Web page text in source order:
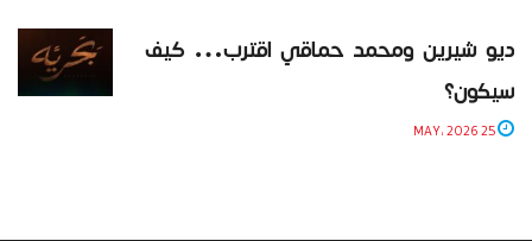
ديو شيرين ومحمد حماقي اقترب… كيف
سيكون؟